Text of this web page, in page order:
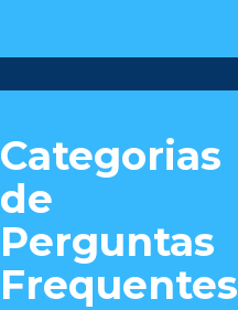
Categorias
de
Perguntas
Frequentes